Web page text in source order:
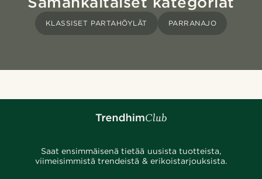
KLASSISET PARTAHÖYLÄT PARRANAJO
Saat ensimmäisenä tietää uusista tuotteista,
viimeisimmistä trendeistä & erikoistarjouksista.